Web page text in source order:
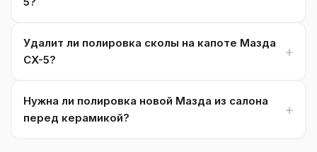
Удалит ли полировка сколы на капоте Мазда
CX-5?
Нужна ли полировка новой Мазда из салона
перед керамикой?